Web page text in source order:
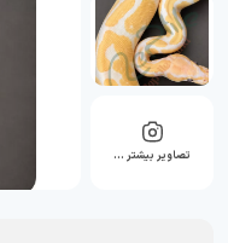
تصاویر بیشتر …